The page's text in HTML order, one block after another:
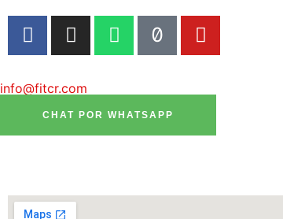
info@fitcr.com
CHAT POR WHATSAPP